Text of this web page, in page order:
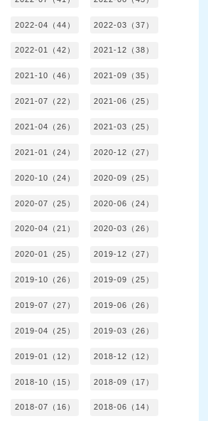
2022-04（44） 2022-03（37）
2022-01（42） 2021-12（38）
2021-10（46） 2021-09（35）
2021-07（22） 2021-06（25）
2021-04（26） 2021-03（25）
2021-01（24） 2020-12（27）
2020-10（24） 2020-09（25）
2020-07（25） 2020-06（24）
2020-04（21） 2020-03（26）
2020-01（25） 2019-12（27）
2019-10（26） 2019-09（25）
2019-07（27） 2019-06（26）
2019-04（25） 2019-03（26）
2019-01（12） 2018-12（12）
2018-10（15） 2018-09（17）
2018-07（16） 2018-06（14）